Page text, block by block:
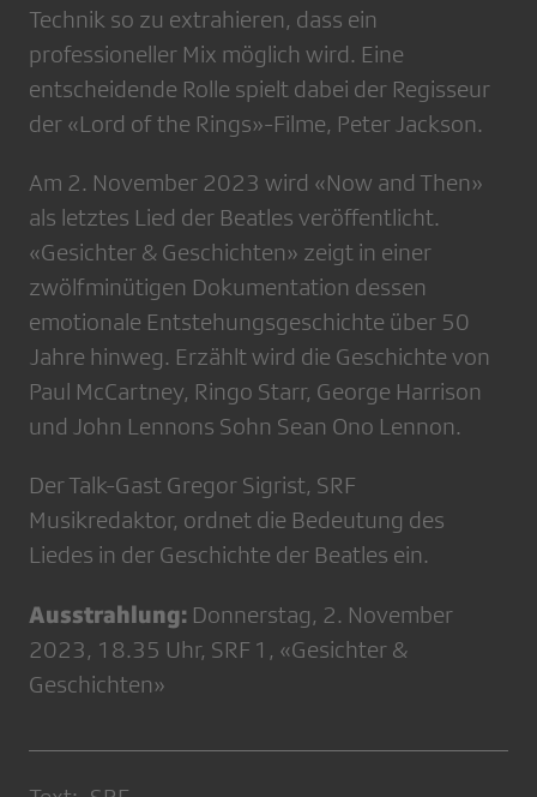
Technik so zu extrahieren, dass ein
professioneller Mix möglich wird. Eine
entscheidende Rolle spielt dabei der Regisseur
der «Lord of the Rings»-Filme, Peter Jackson.
Am 2. November 2023 wird «Now and Then»
als letztes Lied der Beatles veröffentlicht.
«Gesichter & Geschichten» zeigt in einer
zwölfminütigen Dokumentation dessen
emotionale Entstehungsgeschichte über 50
Jahre hinweg. Erzählt wird die Geschichte von
Paul McCartney, Ringo Starr, George Harrison
und John Lennons Sohn Sean Ono Lennon.
Der Talk-Gast Gregor Sigrist, SRF
Musikredaktor, ordnet die Bedeutung des
Liedes in der Geschichte der Beatles ein.
Ausstrahlung: Donnerstag, 2. November
2023, 18.35 Uhr, SRF 1, «Gesichter &
Geschichten»